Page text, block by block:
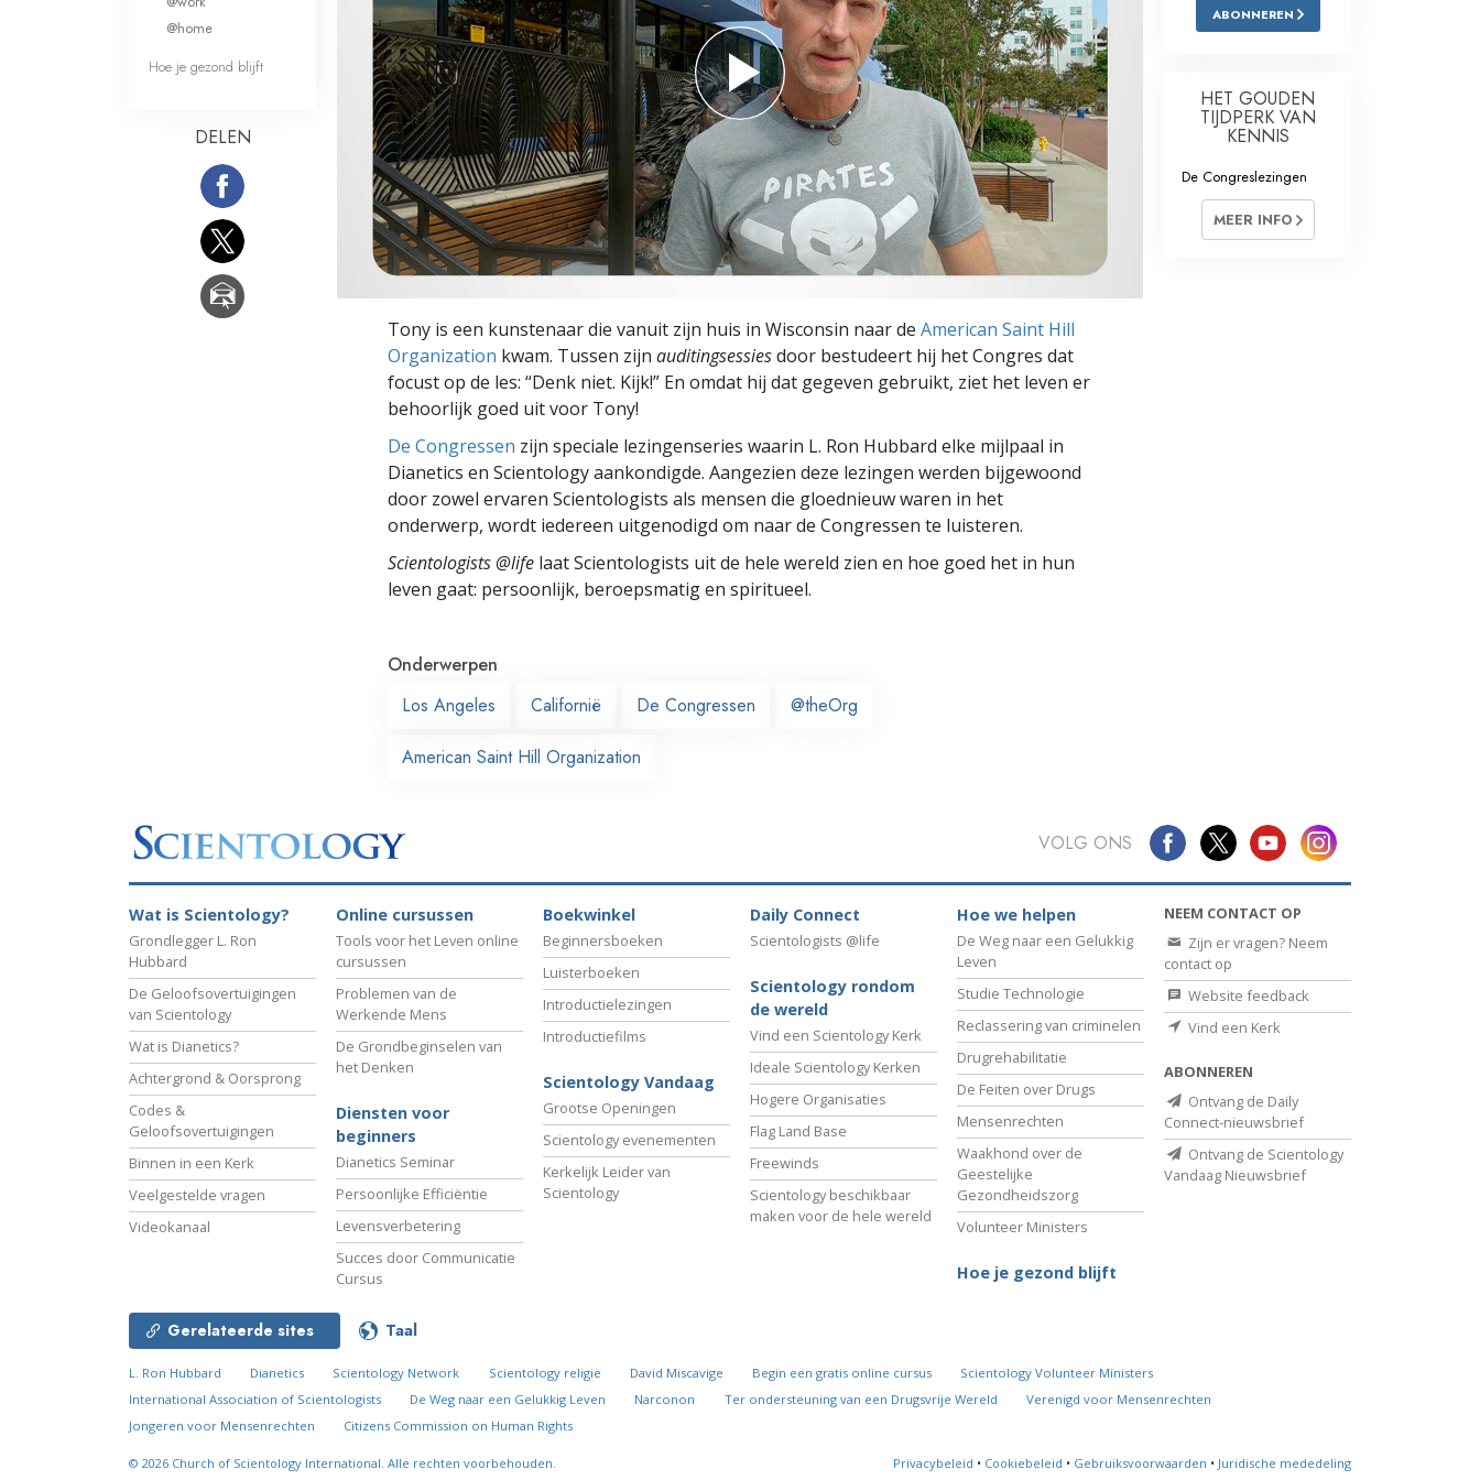
Wat is Grootheid?
Oplossingen voor het Drugsprobleem
Kinderen
Hulpmiddelen bij het Dagelijks Werk
Ethiek en de Condities
De Oorzaak van Onderdrukking
Feitenonderzoek
De Grondbeginselen van Organiseren
Tony is een kunstenaar die vanuit zijn huis in Wisconsin naar de American Saint Hill
Organization kwam. Tussen zijn auditingsessiesdoor bestudeert hij het Congres dat
focust op de les: “Denk niet. Kijk!” En omdat hij dat gegeven gebruikt, ziet het leven er
behoorlijk goed uit voor Tony!
De Congressen zijn speciale lezingenseries waarin L. Ron Hubbard elke mijlpaal in
Dianetics en Scientology aankondigde. Aangezien deze lezingen werden bijgewoond
door zowel ervaren Scientologists als mensen die gloednieuw waren in het
onderwerp, wordt iedereen uitgenodigd om naar de Congressen te luisteren.
Scientologists @life laat Scientologists uit de hele wereld zien en hoe goed het in hun
leven gaat: persoonlijk, beroepsmatig en spiritueel.
Onderwerpen
Los Angeles
Californië De Congressen @theOrg
American Saint Hill Organization
@home
Hoe je gezond blijft
DELEN
ABONNEREN
HET GOUDEN
TIJDPERK VAN
KENNIS
De Congreslezingen
MEER INFO
VOLG ONS
Wat is Scientology?
Grondlegger L. Ron
Hubbard
De Geloofsovertuigingen
van Scientology
Wat is Dianetics?
Achtergrond & Oorsprong
Codes &
Geloofsovertuigingen
Binnen in een Kerk
Veelgestelde vragen
Videokanaal
Online cursussen
Tools voor het Leven online
cursussen
Problemen van de
Werkende Mens
De Grondbeginselen van
het Denken
Diensten voor
beginners
Dianetics Seminar
Persoonlijke Efficiëntie
Levensverbetering
Succes door Communicatie
Cursus
Boekwinkel
Beginnersboeken
Luisterboeken
Introductielezingen
Introductiefilms
Scientology Vandaag
Grootse Openingen
Scientology evenementen
Kerkelijk Leider van
Scientology
Daily Connect
Scientologists @life
Scientology rondom
de wereld
Vind een Scientology Kerk
Ideale Scientology Kerken
Hogere Organisaties
Flag Land Base
Freewinds
Scientology beschikbaar
maken voor de hele wereld
Hoe we helpen
De Weg naar een Gelukkig
Leven
Studie Technologie
Reclassering van criminelen
Drugrehabilitatie
De Feiten over Drugs
Mensenrechten
Waakhond over de
Geestelijke
Gezondheidszorg
Volunteer Ministers
Hoe je gezond blijft
NEEM CONTACT OP
Zijn er vragen? Neem
contact op
Website feedback
Vind een Kerk
ABONNEREN
Ontvang de Daily
Connect-nieuwsbrief
Ontvang de Scientology
Vandaag Nieuwsbrief
Gerelateerde sites Taal
L. Ron Hubbard Dianetics Scientology Network Scientology religie David Miscavige Begin een gratis online cursus
Scientology Volunteer Ministers
International Association of Scientologists
De Weg naar een Gelukkig Leven Narconon Ter ondersteuning van een Drugsvrije Wereld
Verenigd voor Mensenrechten
Jongeren voor Mensenrechten
Citizens Commission on Human Rights
© 2026 Church of Scientology International. Alle rechten voorbehouden. Privacybeleid • Cookiebeleid • Gebruiksvoorwaarden • Juridische mededeling